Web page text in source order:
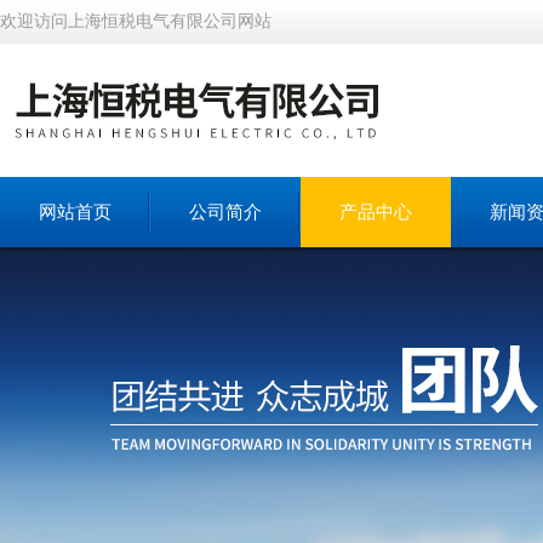
欢迎访问上海恒税电气有限公司网站
网站首页 公司简介 产品中心 新闻